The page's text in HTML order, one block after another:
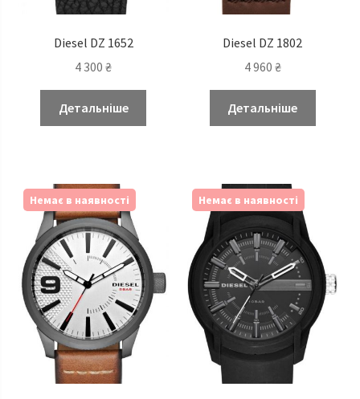
Diesel DZ 1652
4 300₴
Детальніше
Diesel DZ 1802
4 960 ₴
Детальніше
Немає в наявності Немає в наявності